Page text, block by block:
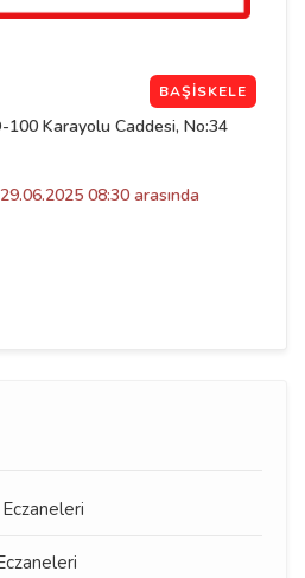
BAŞISKELE
100 Karayolu Caddesi, No:34
08:30 arasında